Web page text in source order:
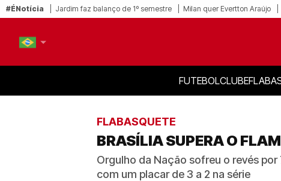
#ÉNotícia Jardim faz balanço de 1º semestre Milan quer Evertton Araújo
FUTEBOLCLUBE
FLABASQUETE
BRASÍLIA SUPERA O
Orgulho da Nação sofreu o revés
com um placar de 3 a 2 na série